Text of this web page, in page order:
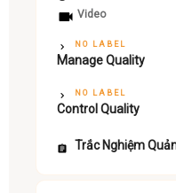
Video
NO LABEL
Manage Quality
NO LABEL
Control Quality
Trắc Nghiệm